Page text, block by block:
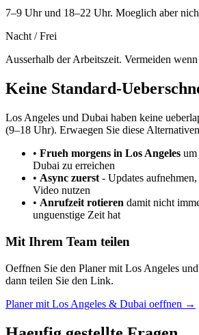
7–9 Uhr und 18–22 Uhr. Moeglich aber
Nacht / Frei
Ausserhalb der Arbeitszeit. Vermeiden
Keine Standard-
Los Angeles und Dubai haben keine
(9–18 Uhr). Erwaegen Sie diese
• Frueh morgens in Los Angeles um
Dubai zu erreichen
• Async zuerst - Updates
Video nutzen
• Anrufzeit rotieren damit nicht
unguenstige Zeit hat
Mit Ihrem Team teilen
Oeffnen Sie den Planer mit Los Angeles
dann teilen Sie den Link.
Planer mit Los Angeles & Dubai oeffnen →